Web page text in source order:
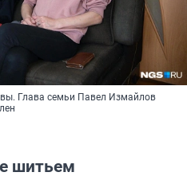
Глава семьи Павел Измайлов
шитьем